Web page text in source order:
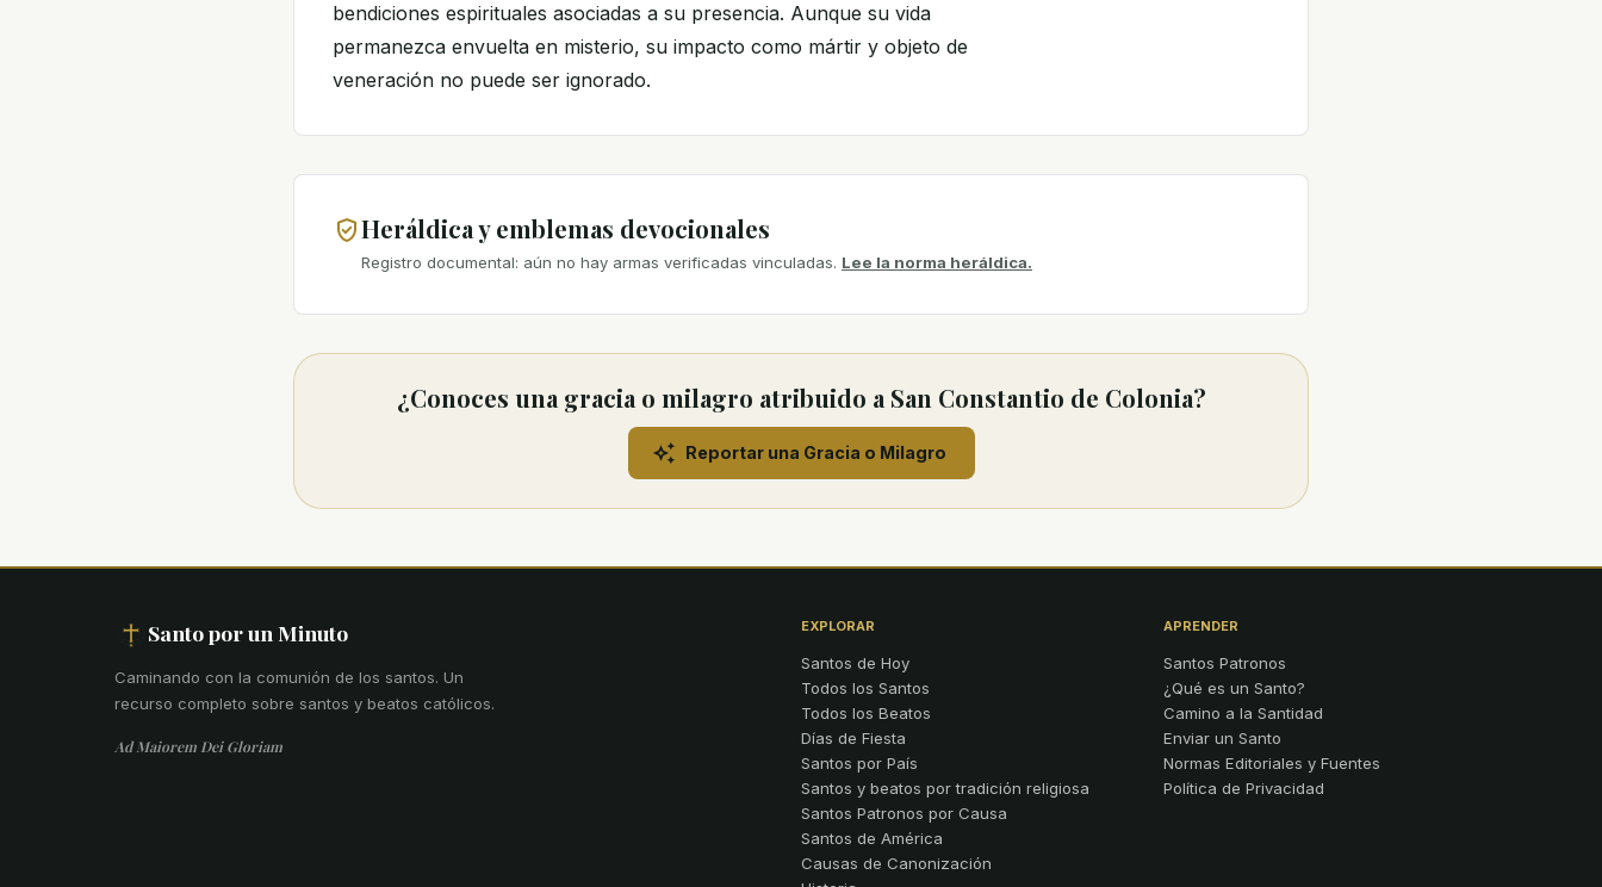
bendiciones espirituales asociadas a su presencia. Aunque su vida
permanezca envuelta en misterio, su impacto como mártir y objeto de
veneración no puede ser ignorado.
Heráldica y emblemas devocionales
Registro documental: aún no hay armas verificadas vinculadas. Lee la norma heráldica.
¿Conoces una gracia o milagro atribuido a San Constantio de Colonia?
Reportar una Gracia o Milagro
Santo por un Minuto
Caminando con la comunión de los santos. Un
recurso completo sobre santos y beatos católicos.
Ad Maiorem Dei Gloriam
EXPLORAR
Santos de Hoy
Todos los Santos
Todos los Beatos
Días de Fiesta
Santos por País
Santos y beatos por tradición religiosa
Santos Patronos por Causa
Santos de América
Causas de Canonización
APRENDER
Santos Patronos
¿Qué es un Santo?
Camino a la Santidad
Enviar un Santo
Normas Editoriales y Fuentes
Política de Privacidad